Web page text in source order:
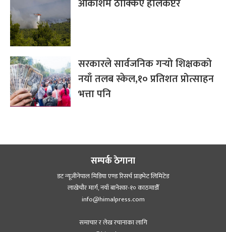
सरकारले सार्वजनिक गर्‍यो शिक्षकको
नयाँ तलब स्केल,१० प्रतिशत प्रोत्साहन
भत्ता पनि
सम्पर्क ठेगाना
डट न्यूजीनेपाल मिडिया एण्ड रिसर्च प्राइभेट लिमिटेड
लाखेचौर मार्ग, नयाँ बानेश्‍वर-१० काठमाडौँ
info@himalpress.com
समाचार र लेख रचानाका लागि